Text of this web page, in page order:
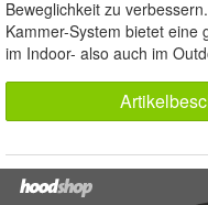
Beweglichkeit zu
Kammer-System bietet eine
im Indoor- also auch im